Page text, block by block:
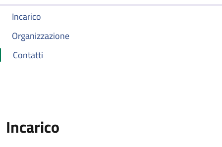
Incarico
Organizzazione
Contatti
Incarico